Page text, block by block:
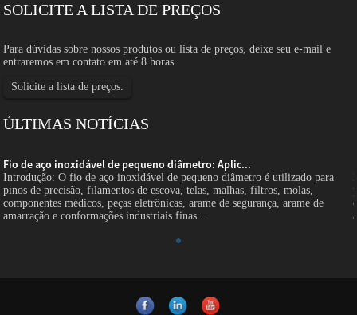
SOLICITE A LISTA DE PREÇOS
Para dúvidas sobre nossos produtos ou lista de preços, deixe seu e-mail e
entraremos em contato em até 8 horas.
Solicite a lista de preços.
ÚLTIMAS NOTÍCIAS
Fio de aço inoxidável de pequeno diâmetro: Aplic...
Introdução: O fio de aço inoxidável de pequeno diâmetro é utilizado para
pinos de precisão, filamentos de escova, telas, malhas, filtros, molas,
componentes médicos, peças eletrônicas, arame de segurança, arame de
amarração e conformações industriais finas...